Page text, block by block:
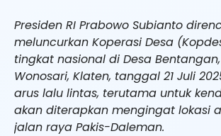
Presiden RI Prabowo Subianto
meluncurkan Koperasi Desa
tingkat nasional di Desa
Wonosari, Klaten, tanggal 21 Juli
arus lalu lintas, terutama untuk
akan diterapkan mengingat lokasi
jalan raya Pakis-Daleman.